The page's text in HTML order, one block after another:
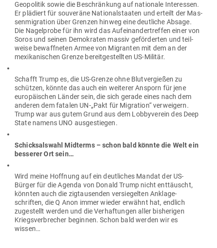
Geo­po­litik sowie die Beschränkung auf nationale Inter­essen.
Er plä­diert für sou­veräne Natio­nal­staaten und erteilt der Mas­
sen­mi­gration über Grenzen hinweg eine deut­liche Absage.
Die Nagel­probe für ihn wird das Auf­ein­an­der­treffen einer von
Soros und seinen Demo­kraten massiv geför­derten und teil­
weise bewaff­neten Armee von Migranten mit dem an der
mexi­ka­ni­schen Grenze bereit­ge­stellten US-Militär.
Schafft Trump es, die US-Grenze ohne Blut­ver­gießen zu
schützen, könnte das auch ein wei­terer Ansporn für jene
euro­päi­schen Länder sein, die sich gerade eines nach dem
anderen dem fatalen UN-„Pakt für Migration“ ver­weigern.
Trump war aus gutem Grund aus dem Lob­by­verein des Deep
State namens UNO ausgestiegen.
Schick­salswahl Mid­terms – schon bald könnte die Welt ein
bes­serer Ort sein…
Wird meine Hoffnung auf ein deut­liches Mandat der US-
Bürger für die Agenda von Donald Trump nicht ent­täuscht,
könnten auch die zig­tau­senden ver­sie­gelten Ankla­ge­
schriften, die Q Anon immer wieder erwähnt hat, endlich
zuge­stellt werden und die Ver­haf­tungen aller bis­he­rigen
Kriegs­ver­brecher beginnen. Schon bald werden wir es
wissen…